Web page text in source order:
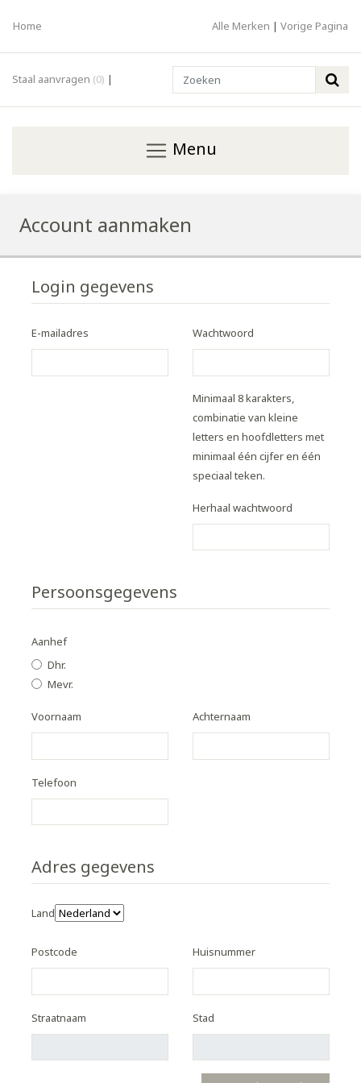
Home Alle Merken | Vorige Pagina
Staal aanvragen (0) | Search
Menu
Account aanmaken
Login gegevens
E-mailadres Wachtwoord
Minimaal 8 karakters,
combinatie van kleine
letters en hoofdletters met
minimaal één cijfer en één
speciaal teken.
Herhaal wachtwoord
Persoonsgegevens
Aanhef
Dhr.
Mevr.
Voornaam Achternaam
Telefoon
Adres gegevens
Land
Postcode Huisnummer
Straatnaam Stad